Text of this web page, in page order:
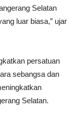
Selatan
luar biasa,” ujar
persatuan
sebangsa dan
Selatan.